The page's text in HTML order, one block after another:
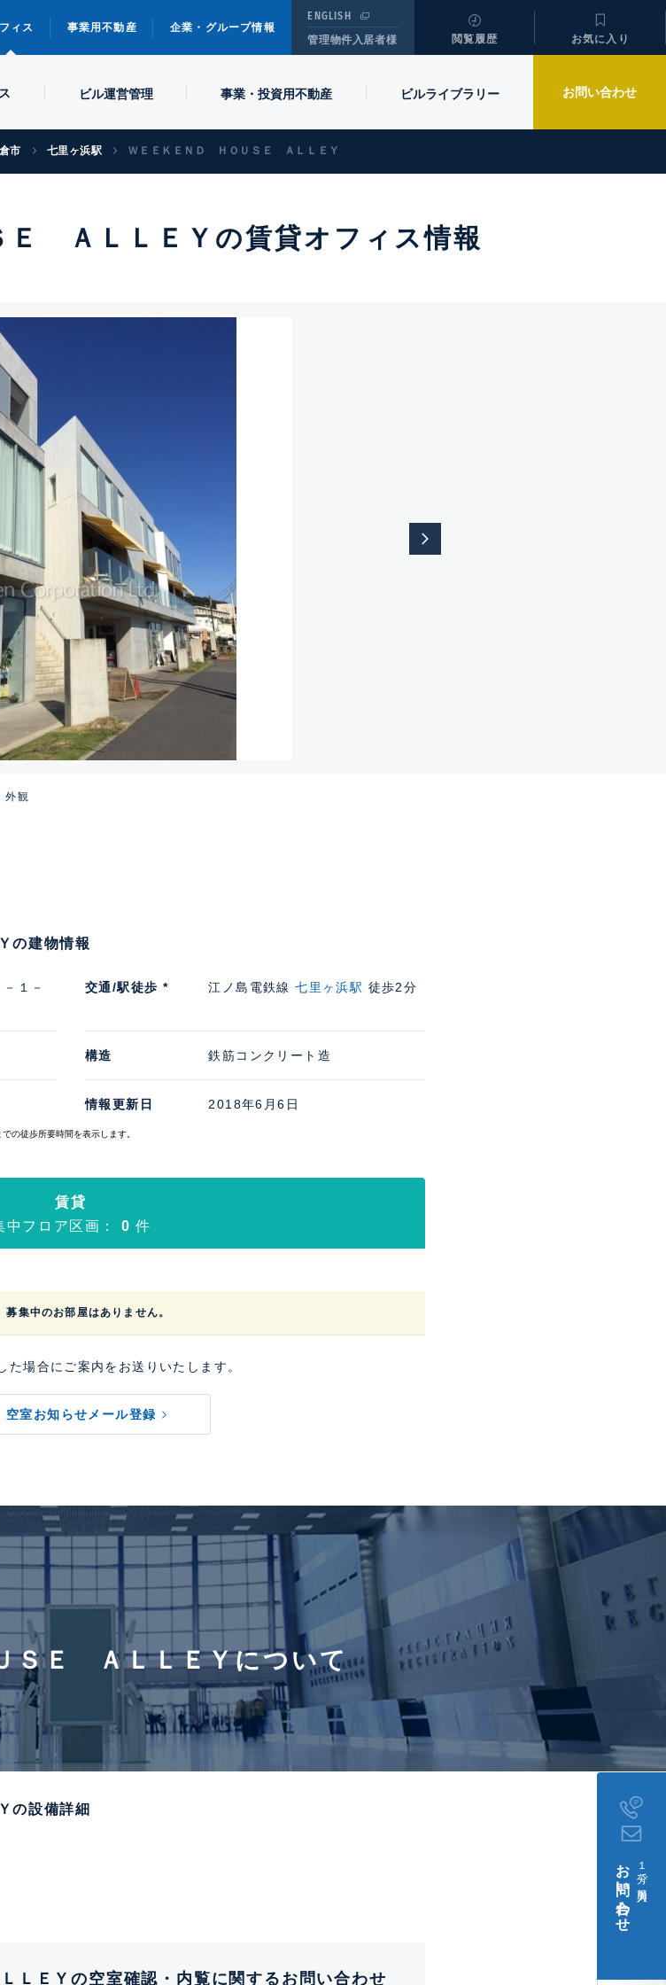
ィス 事業用不動産 企業・グループ情報
ENGLISH
管理物件入居者様
閲覧履歴 お気に入り
ビル運営管理 事業・投資用不動産 ビルライブラリー お問い合わせ
市 七里ヶ浜駅 ＷＥＥＫＥＮＤ ＨＯＵＳＥ ＡＬＬＥＹ
ＡＬＬＥＹの賃貸オフィス情報
外観
の建物情報
１－
交通/駅徒歩 * 江ノ島電鉄線七里ヶ浜駅 徒歩2分
構造 鉄筋コンクリート造
情報更新日 2018年6月6日
の徒歩所要時間を表示します。
賃貸
中フロア区画： 0 件
募集中のお部屋はありません。
た場合にご案内をお送りいたします。
空室お知らせメール登録
ＳＥ ＡＬＬＥＹについて
の設備詳細
ＥＹの空室確認・内覧に関するお問い合わせ
１分で簡単入力
お問い合わせ